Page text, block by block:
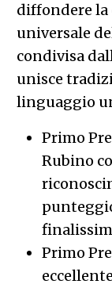
diffondere
universale
condivisa
unisce
linguaggio
Primo
Rubino
Primo